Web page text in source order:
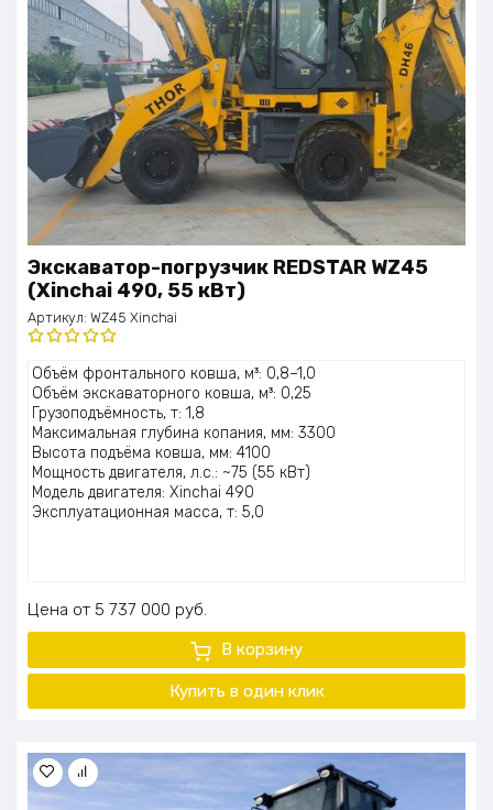
Экскаватор-погрузчик REDSTAR WZ45
(Xinchai 490, 55 кВт)
Артикул: WZ45 Xinchai
Оценка
5.00 из 5
Объём фронтального ковша, м³: 0,8–1,0
Объём экскаваторного ковша, м³: 0,25
Грузоподъёмность, т: 1,8
Максимальная глубина копания, мм: 3300
Высота подъёма ковша, мм: 4100
Мощность двигателя, л.с.: ~75 (55 кВт)
Модель двигателя: Xinchai 490
Эксплуатационная масса, т: 5,0
Цена 5 737 000 руб.
В корзину
Купить в один клик